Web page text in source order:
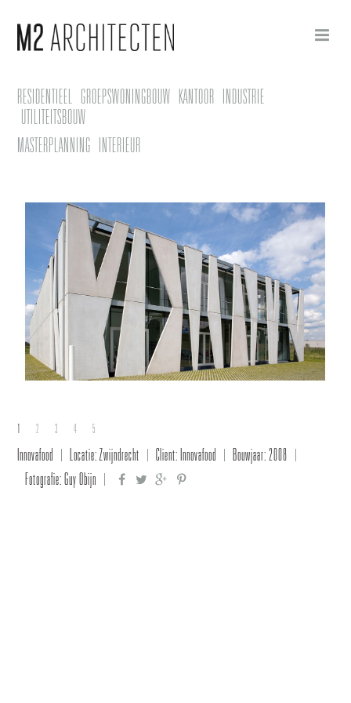
RESIDENTIEEL GROEPSWONINGBOUW KANTOOR INDUSTRIE
UTILITEITSBOUW
MASTERPLANNING INTERIEUR
1 2 3 4 5
Innovafood Locatie: Zwijndrecht Client: Innovafood
Bouwjaar: 2008
Fotografie: Guy Obijn